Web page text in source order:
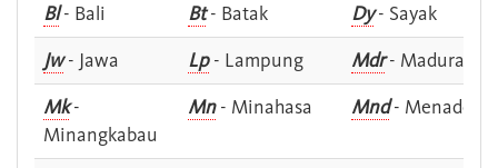
Bl- Bali Bt- Batak Dy- Sayak
Jw- Jawa Lp- Lampung Mdr- Madura
Mk-
Minangkabau
Mn- Minahasa Mnd- Menado